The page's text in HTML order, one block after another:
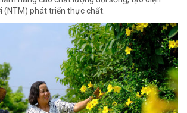
(NTM) phát triển thực chất.